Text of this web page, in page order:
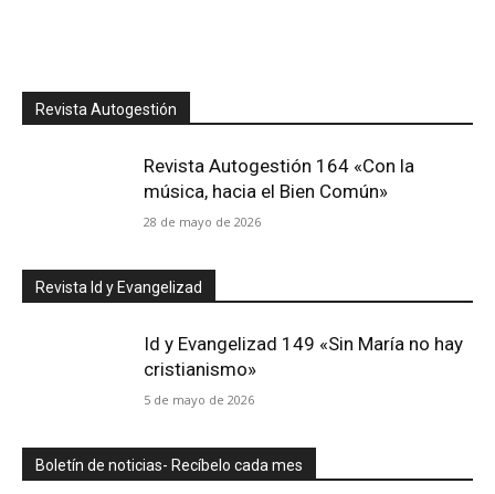
Revista Autogestión
Revista Autogestión 164 «Con la
música, hacia el Bien Común»
28 de mayo de 2026
Revista Id y Evangelizad
Id y Evangelizad 149 «Sin María no hay
cristianismo»
5 de mayo de 2026
Boletín de noticias- Recíbelo cada mes